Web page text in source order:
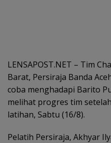
LENSAPOST.NET – Tim
Barat, Persiraja Banda
coba menghadapi Barito
melihat progres tim
latihan, Sabtu (16/8).
Pelatih Persiraja, Akhyar